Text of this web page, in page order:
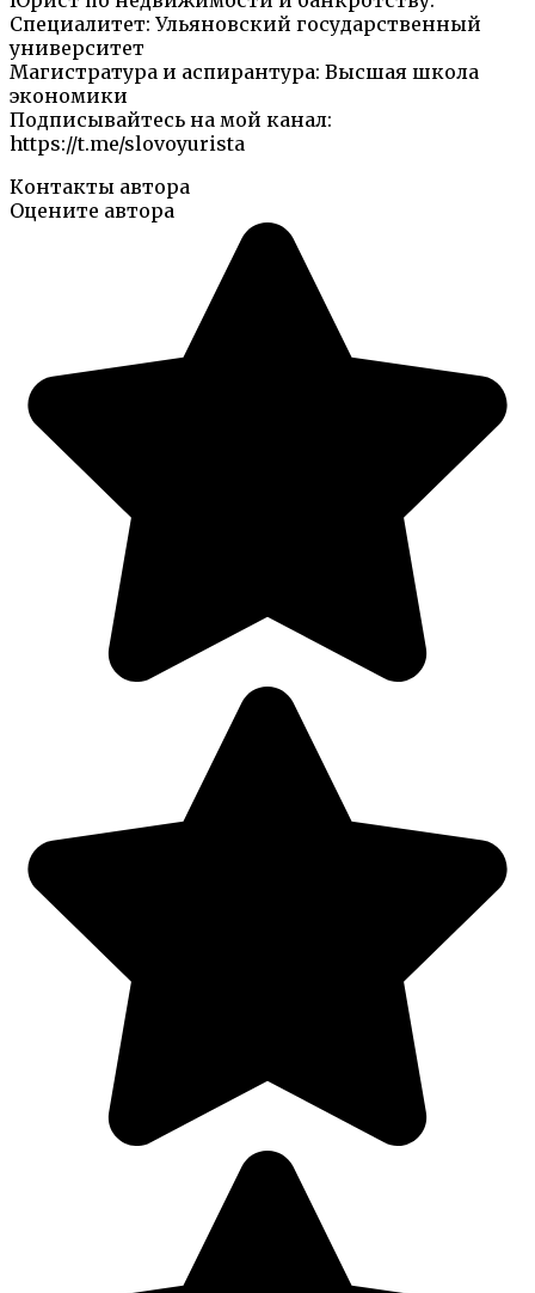
Специалитет: Ульяновский государственный
университет
Магистратура и аспирантура: Высшая школа
экономики
Подписывайтесь на мой канал:
https://t.me/slovoyurista
Контакты автора
Оцените автора